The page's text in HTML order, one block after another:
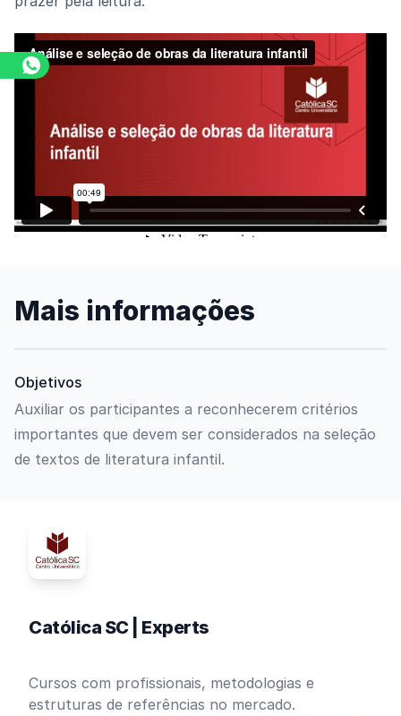
Assista o vídeo
Mais informações
Objetivos
Auxiliar os participantes a reconhecerem critérios
importantes que devem ser considerados na seleção
de textos de literatura infantil.
Católica SC | Experts
Cursos com profissionais, metodologias e
estruturas de referências no mercado.